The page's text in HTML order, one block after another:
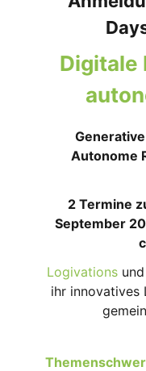
Autonome
2 Termine
September
Logivationsund
ihr innovatives